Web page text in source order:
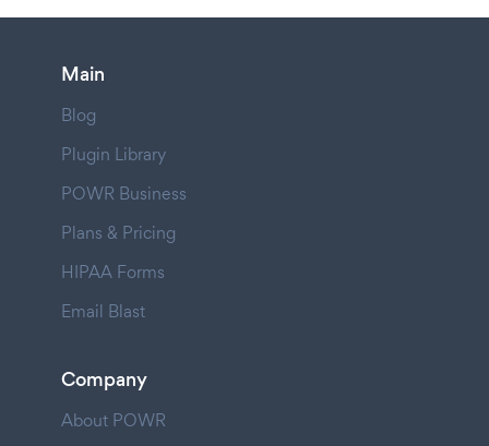
Main
Blog
Plugin Library
POWR Business
Plans & Pricing
HIPAA Forms
Email Blast
Company
About POWR